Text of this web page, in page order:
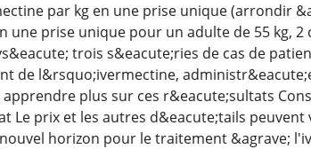
par kg en une prise unique (arrondir
une prise unique pour un adulte de 55 kg,
trois s&eacute;ries de cas de
de l&rsquo;ivermectine,
apprendre plus sur ces r&eacute;sultats
Le prix et les autres d&eacute;tails
horizon pour le traitement &agrave;